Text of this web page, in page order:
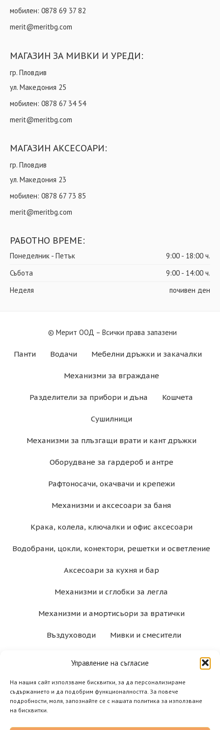
Управление на съгласие
На нашия сайт използваме бисквитки, за да персонализираме
съдържанието и да подобрим функционалността. За повече
подробности, моля, запознайте се с нашата политика за използване
на бисквитки.
мобилен: 0878 69 37 82
merit@meritbg.com
МАГАЗИН ЗА МИВКИ И УРЕДИ:
гр. Пловдив
ул. Македония 25
мобилен: 0878 67 34 54
merit@meritbg.com
МАГАЗИН АКСЕСОАРИ:
гр. Пловдив
ул. Македония 23
мобилен: 0878 67 73 85
merit@meritbg.com
РАБОТНО ВРЕМЕ:
Понеделник - Петък
9:00 - 18:00 ч.
Събота
9:00 - 14:00 ч.
Неделя
почивен ден
© Мерит ООД – Всички права запазени
Панти Водачи Мебелни дръжки и закачалки
Механизми за вграждане
Разделители за прибори и дъна Кошчета
Сушилници
Механизми за плъзгащи врати и кант дръжки
Оборудване за гардероб и антре
Рафтоносачи, окачвачи и крепежи
Механизми и аксесоари за баня
Крака, колела, ключалки и офис аксесоари
Водобрани, цокли, конектори, решетки и осветление
Аксесоари за кухня и бар
Механизми и сглобки за легла
Механизми и амортисьори за вратички
Въздуховоди Мивки и смесители